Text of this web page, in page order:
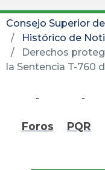
Consejo Superior
Histórico de
Derechos
la Sentencia T-760
Foros PQR